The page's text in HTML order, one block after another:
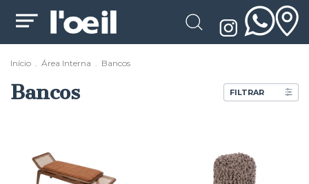
Início . Área Interna . Bancos
Bancos FILTRAR